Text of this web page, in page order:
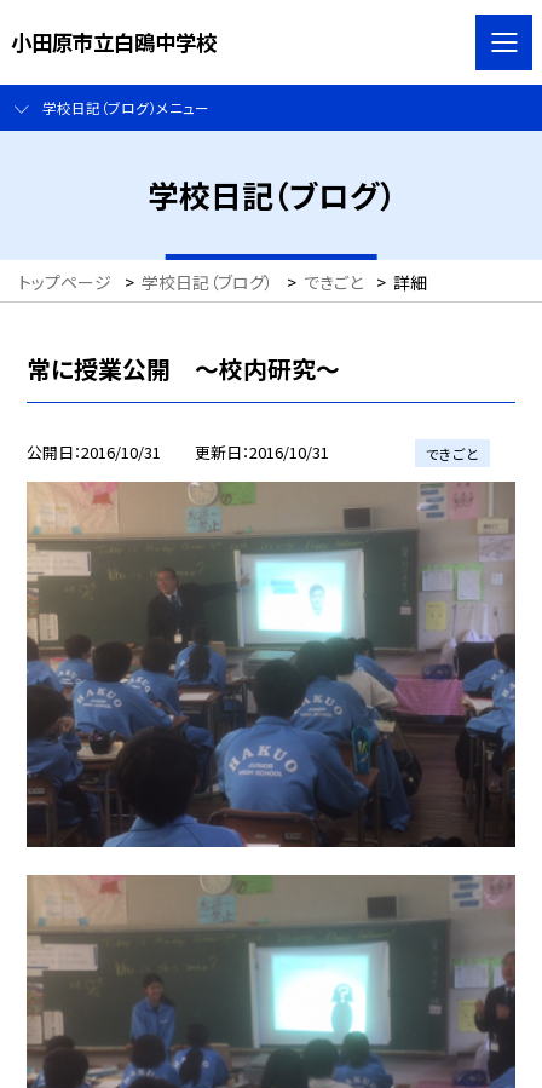
小田原市立白鴎中学校
学校日記（ブログ）メニュー
学校日記（ブログ）
トップページ > 学校日記（ブログ） > できごと > 詳細
常に授業公開 〜校内研究〜
公開日 2016/10/31 更新日 2016/10/31 できごと